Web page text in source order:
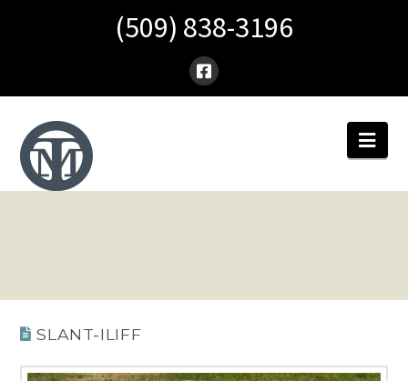
(509) 838-3196
SLANT-ILIFF